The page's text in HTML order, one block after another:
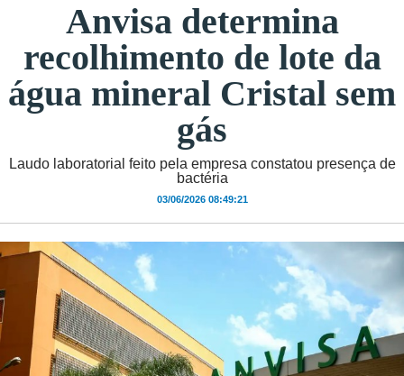
Anvisa determina
recolhimento de lote da
água mineral Cristal sem
gás
Laudo laboratorial feito pela empresa constatou presença de
bactéria
03/06/2026 08:49:21